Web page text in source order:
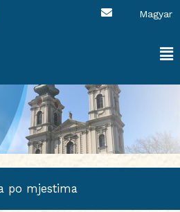
Magyar
E
n
e
po mjestima